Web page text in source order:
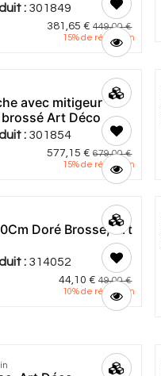
: 301849
381,65 € 449,00€
15% de réduction
avec mitigeur
Art Déco
: 301854
577,15 € 679,00€
15% de réduction
Doré Brosse, Art
: 314052
44,10 € 49,00€
10% de réduction